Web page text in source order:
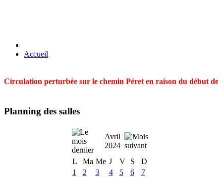
Accueil
Circulation perturbée sur le chemin Péret en raison du début
Planning des salles
Avril
2024
L
Ma Me J V S
D
1
2 3 4 5 6
7